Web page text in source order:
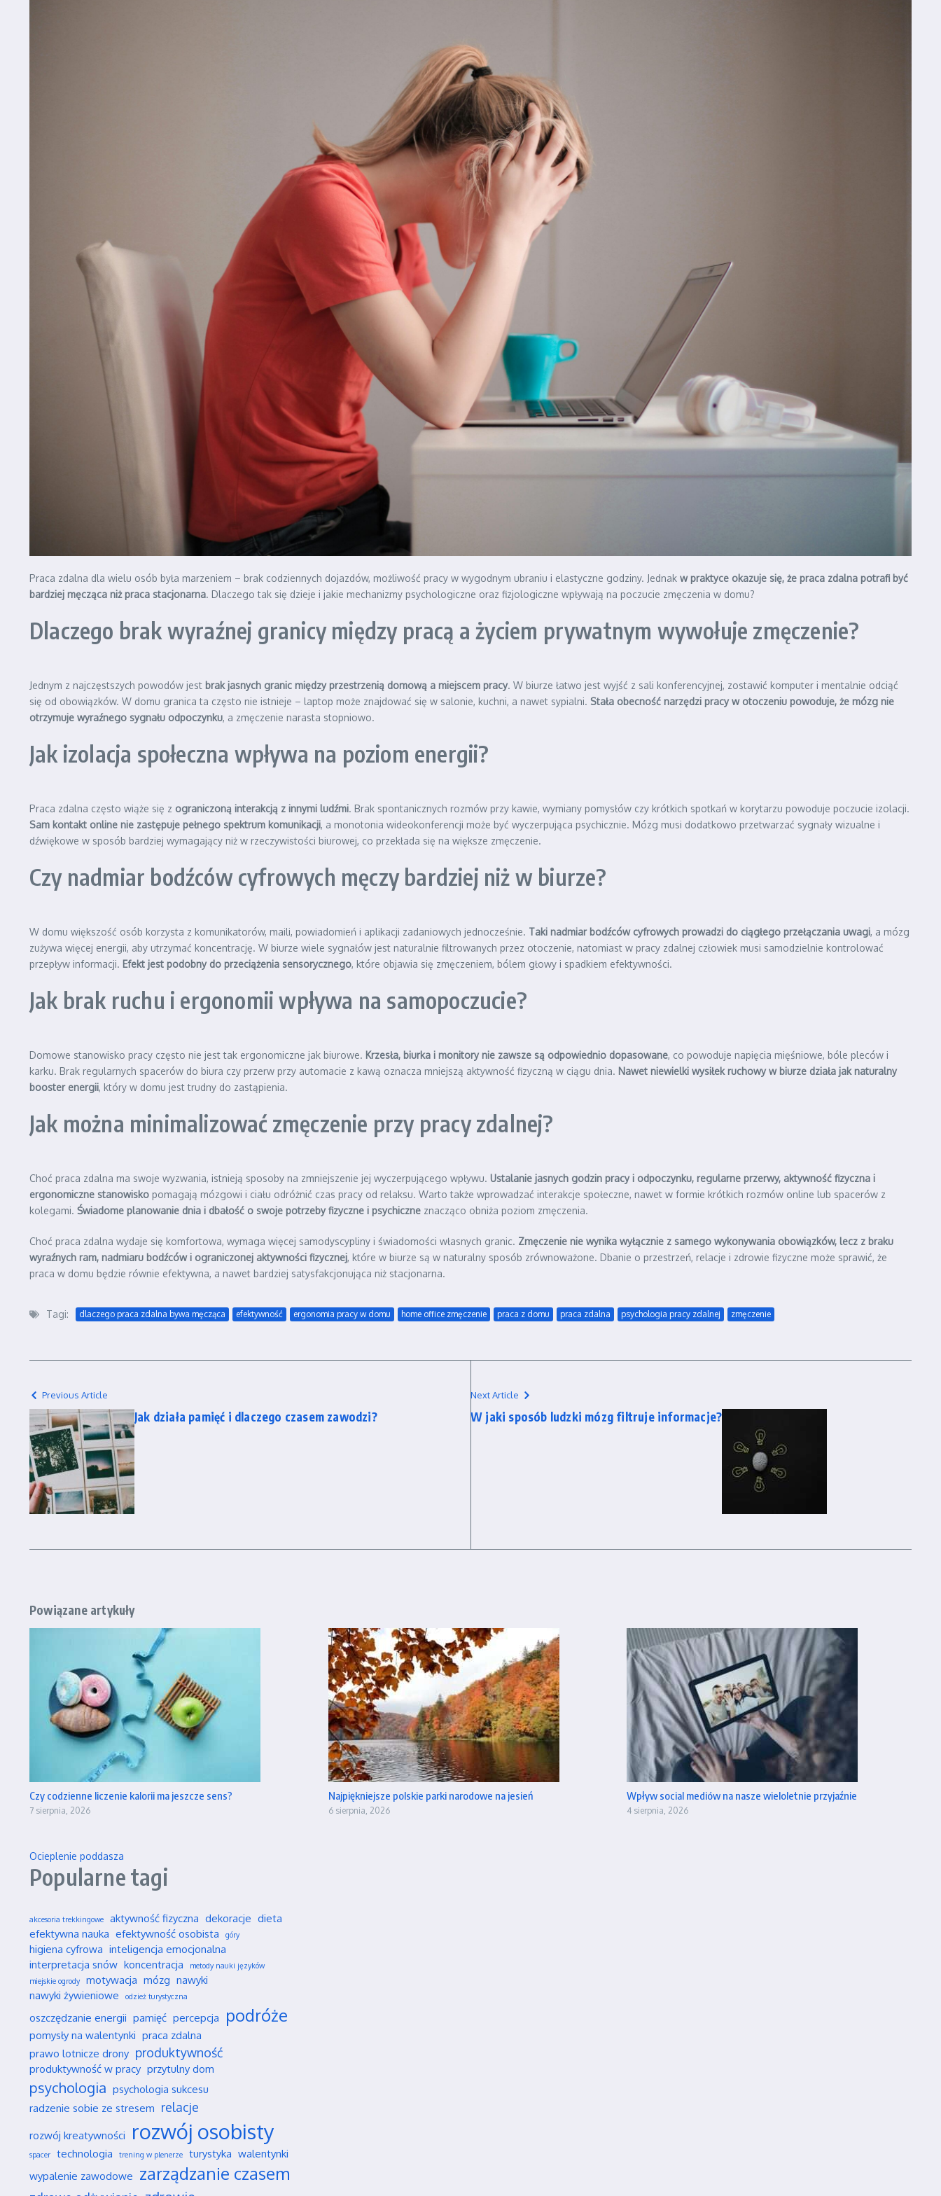
Praca zdalna dla wielu osób była marzeniem – brak codziennych dojazdów, możliwość pracy w wygodnym ubraniu i elastyczne godziny. Jednak w praktyce okazuje się, że praca zdalna potrafi być
bardziej męcząca niż praca stacjonarna. Dlaczego tak się dzieje i jakie mechanizmy psychologiczne oraz fizjologiczne wpływają na poczucie zmęczenia w domu?
Dlaczego brak wyraźnej granicy między pracą a życiem prywatnym wywołuje zmęczenie?
Jednym z najczęstszych powodów jest brak jasnych granic między przestrzenią domową a miejscem pracy. W biurze łatwo jest wyjść z sali konferencyjnej, zostawić komputer i mentalnie odciąć
się od obowiązków. W domu granica ta często nie istnieje – laptop może znajdować się w salonie, kuchni, a nawet sypialni. Stała obecność narzędzi pracy w otoczeniu powoduje, że mózg nie
otrzymuje wyraźnego sygnału odpoczynku, a zmęczenie narasta stopniowo.
Jak izolacja społeczna wpływa na poziom energii?
Praca zdalna często wiąże się z ograniczoną interakcją z innymi ludźmi. Brak spontanicznych rozmów przy kawie, wymiany pomysłów czy krótkich spotkań w korytarzu powoduje poczucie izolacji.
Sam kontakt online nie zastępuje pełnego spektrum komunikacji, a monotonia wideokonferencji może być wyczerpująca psychicznie. Mózg musi dodatkowo przetwarzać sygnały wizualne i
dźwiękowe w sposób bardziej wymagający niż w rzeczywistości biurowej, co przekłada się na większe zmęczenie.
Czy nadmiar bodźców cyfrowych męczy bardziej niż w biurze?
W domu większość osób korzysta z komunikatorów, maili, powiadomień i aplikacji zadaniowych jednocześnie. Taki nadmiar bodźców cyfrowych prowadzi do ciągłego przełączania uwagi, a mózg
zużywa więcej energii, aby utrzymać koncentrację. W biurze wiele sygnałów jest naturalnie filtrowanych przez otoczenie, natomiast w pracy zdalnej człowiek musi samodzielnie kontrolować
przepływ informacji. Efekt jest podobny do przeciążenia sensorycznego, które objawia się zmęczeniem, bólem głowy i spadkiem efektywności.
Jak brak ruchu i ergonomii wpływa na samopoczucie?
Domowe stanowisko pracy często nie jest tak ergonomiczne jak biurowe. Krzesła, biurka i monitory nie zawsze są odpowiednio dopasowane, co powoduje napięcia mięśniowe, bóle pleców i
karku. Brak regularnych spacerów do biura czy przerw przy automacie z kawą oznacza mniejszą aktywność fizyczną w ciągu dnia. Nawet niewielki wysiłek ruchowy w biurze działa jak naturalny
booster energii, który w domu jest trudny do zastąpienia.
Jak można minimalizować zmęczenie przy pracy zdalnej?
Choć praca zdalna ma swoje wyzwania, istnieją sposoby na zmniejszenie jej wyczerpującego wpływu. Ustalanie jasnych godzin pracy i odpoczynku, regularne przerwy, aktywność fizyczna i
ergonomiczne stanowisko pomagają mózgowi i ciału odróżnić czas pracy od relaksu. Warto także wprowadzać interakcje społeczne, nawet w formie krótkich rozmów online lub spacerów z
kolegami. Świadome planowanie dnia i dbałość o swoje potrzeby fizyczne i psychiczne znacząco obniża poziom zmęczenia.
Choć praca zdalna wydaje się komfortowa, wymaga więcej samodyscypliny i świadomości własnych granic. Zmęczenie nie wynika wyłącznie z samego wykonywania obowiązków, lecz z braku
wyraźnych ram, nadmiaru bodźców i ograniczonej aktywności fizycznej, które w biurze są w naturalny sposób zrównoważone. Dbanie o przestrzeń, relacje i zdrowie fizyczne może sprawić, że
praca w domu będzie równie efektywna, a nawet bardziej satysfakcjonująca niż stacjonarna.
Tagi: dlaczego praca zdalna bywa męcząca efektywność ergonomia pracy w domu home office zmęczenie praca z domu praca zdalna psychologia pracy zdalnej zmęczenie
Previous Article
Jak działa pamięć i dlaczego czasem zawodzi?
Next Article
W jaki sposób ludzki mózg filtruje informacje?
Powiązane artykuły
Czy codzienne liczenie kalorii ma jeszcze sens?
7 sierpnia, 2026
Najpiękniejsze polskie parki narodowe na jesień
6 sierpnia, 2026
Wpływ social mediów na nasze wieloletnie przyjaźnie
4 sierpnia, 2026
Ocieplenie poddasza
Popularne tagi
akcesoria trekkingowe aktywność fizyczna dekoracje dieta
efektywna nauka efektywność osobista góry
higiena cyfrowa inteligencja emocjonalna
interpretacja snów koncentracja
metody nauki języków
miejskie ogrody
motywacja mózg nawyki
nawyki żywieniowe
odzież turystyczna
oszczędzanie energii pamięć percepcja podróże
pomysły na walentynki praca zdalna
prawo lotnicze drony produktywność
produktywność w pracy przytulny dom
psychologia psychologia sukcesu
radzenie sobie ze stresem relacje
rozwój kreatywności rozwój osobisty
spacer technologia trening w plenerze turystyka walentynki
wypalenie zawodowe zarządzanie czasem